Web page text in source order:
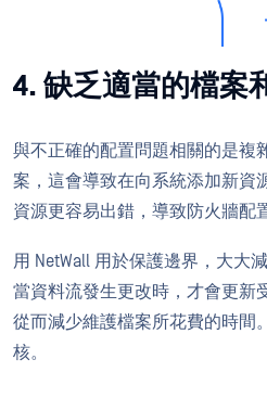
4. 缺乏適當的檔案
與不正確的配置問題相關的是複
案，這會導致在向系統添加新資
資源更容易出錯，導致防火牆配
用 NetWall 用於保護邊界，大大
當資料流發生更改時，才會更新
從而減少維護檔案所花費的時間
核。